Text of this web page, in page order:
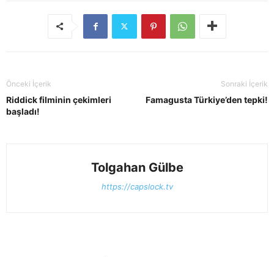
Önceki İçerik
Riddick filminin çekimleri
başladı!
Sonraki İçerik
Famagusta Türkiye’den tepki!
Tolgahan Gülbe
https://capslock.tv